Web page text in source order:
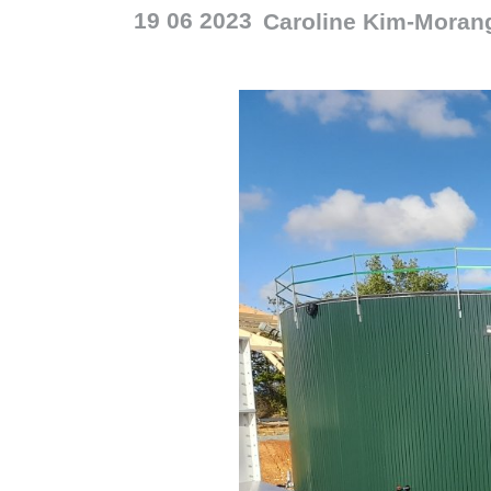
19 06 2023 Caroline Kim-